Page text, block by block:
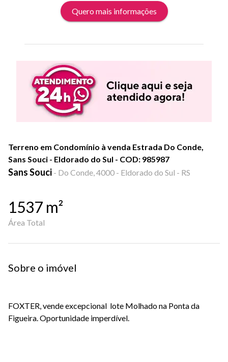
Quero mais informações
Terreno em Condomínio à venda Estrada Do Conde,
Sans Souci - Eldorado do Sul - COD: 985987
Sans Souci - Do Conde, 4000 - Eldorado do Sul - RS
1537 m²
Área Total
Sobre o imóvel
FOXTER, vende excepcional lote Molhado na Ponta da
Figueira. Oportunidade imperdível.